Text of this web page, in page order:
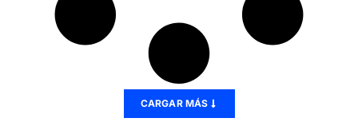
CARGAR MÁS